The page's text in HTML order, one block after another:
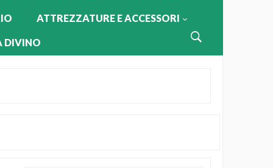
ATTREZZATURE E ACCESSORI
DIVINO